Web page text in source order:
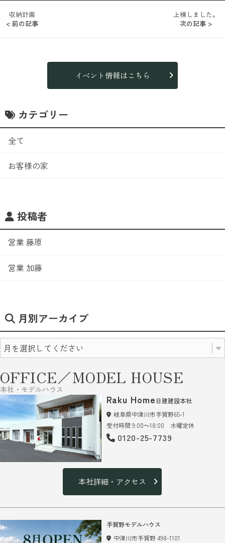
< 前の記事
収納計画
上棟しました。
次の記事 >
イベント情報はこちら
カテゴリー
全て
お客様の家
投稿者
営業 藤原
営業 加藤
月別アーカイブ
OFFICE／MODEL HOUSE
本社・モデルハウス
Raku Home 日建建設本社
岐阜県中津川市手賀野65-1
受付時間 9:00～18:00 水曜定休
0120-25-7739
本社詳細・アクセス
手賀野モデルハウス
中津川市手賀野 498-1101